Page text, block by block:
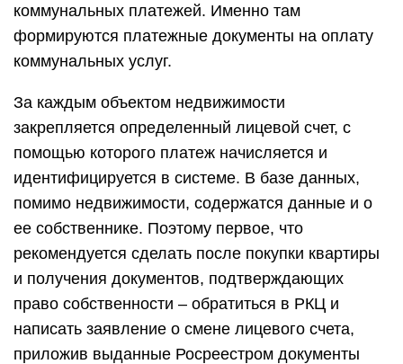
коммунальных платежей. Именно там
формируются платежные документы на оплату
коммунальных услуг.
За каждым объектом недвижимости
закрепляется определенный лицевой счет, с
помощью которого платеж начисляется и
идентифицируется в системе. В базе данных,
помимо недвижимости, содержатся данные и о
ее собственнике. Поэтому первое, что
рекомендуется сделать после покупки квартиры
и получения документов, подтверждающих
право собственности – обратиться в РКЦ и
написать заявление о смене лицевого счета,
приложив выданные Росреестром документы